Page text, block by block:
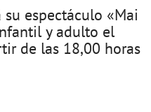
su espectáculo «Mai
y adulto el
de las 18,00 horas